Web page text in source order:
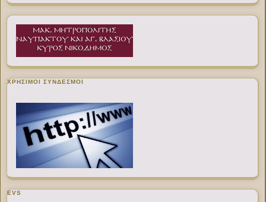
ΧΡΉΣΙΜΟΙ ΣΎΝΔΕΣΜΟΙ
EVS